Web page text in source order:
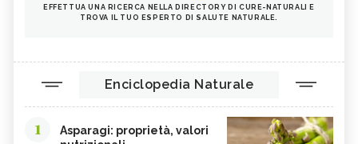
EFFETTUA UNA RICERCA NELLA DIRECTORY DI CURE-NATURALI E
TROVA IL TUO ESPERTO DI SALUTE NATURALE.
Enciclopedia Naturale
1
Asparagi: proprietà, valori